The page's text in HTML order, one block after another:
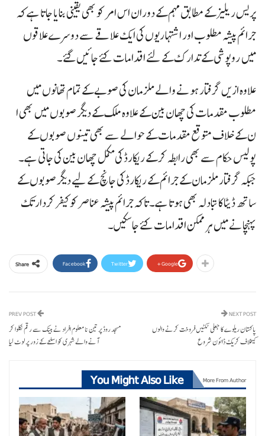
پریس ریلیز کے مطابق مہم کے دوران اس امر کو بھی یقینی بنایا جاتا ہے کہ
جرائم پیشہ مطلوب اور اشتہاریوں کی ایک علاقے سے دوسرے علاقوں
میں روپوشی کے تدارک کے لئے اقدامات کئے جائیں گئے۔
علاوہ ازیں گرفتار ہونے والے ملزمان کی صوبے کے تمام تھانوں میں
مطلوب مقدمات کی چھان بین کے علاوہ ملک کے دیگر صوبوں میں بھی ا
ن کے خلاف متوقع مقدمات کے حوالے سے بھی تینوں صوبوں کے
پولیس حکام سے بھی رابطہ کر کے ریکارڈ کی مکمل چھان بین کی جاتی ہے۔
جبکہ گرفتار ملزمان کے جرائم کے ریکارڈ کی جانچ کے لیے دیگر صوبوں کے
ساتھ ڈیٹا کا تبادلہ بھی ہوتا ہے۔تاکہ جرائم پیشہ عناصر کو کیفر کردار تک
پہنچانے میں ہر ممکن اقدامات کئے جا سکیں۔
Share Facebook Twitter Google+
مسجد روڈ پر تین نامعلوم افراد نے بینک سے رقم نکلوا کر
آنے والے شہری کو اسلحے کے زور پر لوٹ لیا
NEXT POST
پاکستان ریلوے کا جعلی ٹکٹیں فروخت کرنے والوں
کیخلاف کریک ڈائون شروع
You Might Also Like More From Author